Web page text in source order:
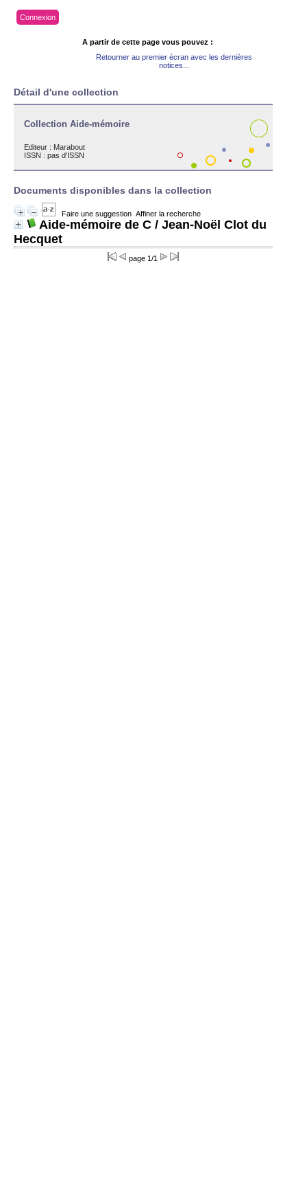
Connexion
A partir de cette page vous pouvez :
Retourner au premier écran avec les dernières
notices...
Détail d'une collection
Collection Aide-mémoire
Editeur : Marabout
ISSN : pas d'ISSN
Documents disponibles dans la collection
Faire une suggestion Affiner la recherche
Aide-mémoire de C / Jean-Noël Clot du
Hecquet
page 1/1